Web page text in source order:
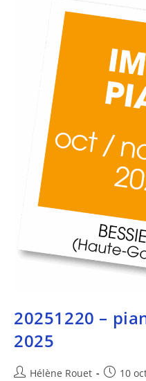
20251220 –
2025
Hélène Rouet
10